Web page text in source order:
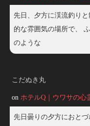
先日、夕方に渓流釣り
的な雰囲気の場所で、
のような
こだぬき丸
on ホテルQ｜ウワサの心
先日曇りの夕方におと